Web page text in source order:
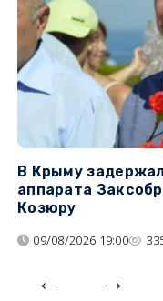
В Крыму
аппарата
Козюру
09/08/2026 19:00